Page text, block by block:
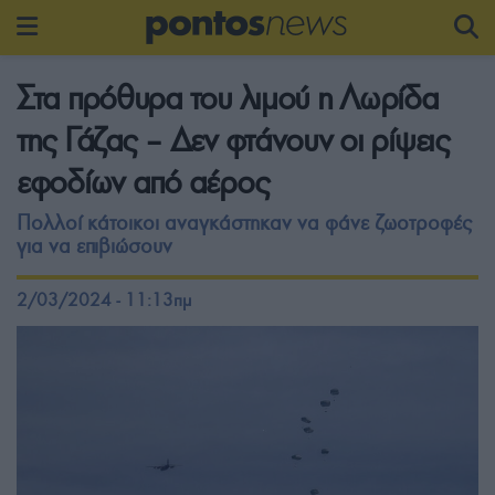
Στα πρόθυρα του λιμού η Λωρίδα
της Γάζας – Δεν φτάνουν οι ρίψεις
εφοδίων από αέρος
Πολλοί κάτοικοι αναγκάστηκαν να φάνε ζωοτροφές
για να επιβιώσουν
2/03/2024 - 11:13πμ